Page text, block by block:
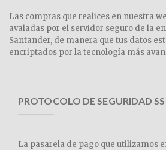
Las compras que realices en nuestra
avaladas por el servidor seguro de la
Santander, de manera que tus datos
encriptados por la tecnología más
PROTOCOLO DE SEGURIDAD
La pasarela de pago que utilizamos